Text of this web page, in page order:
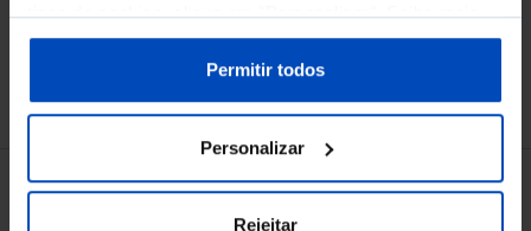
tipos de cookies, clique em "Personalizar". Saiba mais
sobre cookies através da gestão de preferências ou da
Política de Cookies.
Permitir todos
Personalizar
Rejeitar
Conheça também